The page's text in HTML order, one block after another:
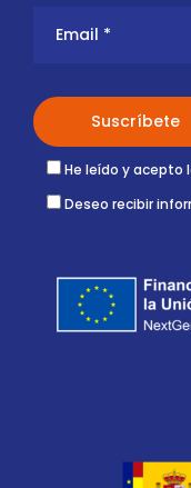
He leído y acepto
Deseo recibir